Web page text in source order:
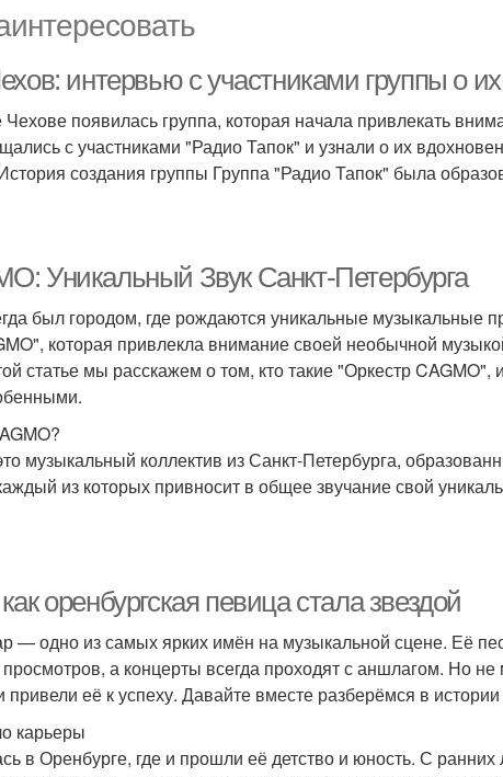
интервью с участниками группы о
появилась группа, которая начала привлекать
с участниками "Радио Тапок" и узнали о их
создания группы Группа "Радио Тапок" была
Уникальный Звук Санкт-Петербурга
был городом, где рождаются уникальные музыкальные
которая привлекла внимание своей необычной
статье мы расскажем о том, кто такие "Оркестр CAGMO",
музыкальный коллектив из Санкт-Петербурга,
из которых привносит в общее звучание свой
оренбургская певица стала звездой
— одно из самых ярких имён на музыкальной сцене. Её
а концерты всегда проходят с аншлагом. Но не
привели её к успеху. Давайте вместе разберёмся в
карьеры
в Оренбурге, где и прошли её детство и юность. С ранних